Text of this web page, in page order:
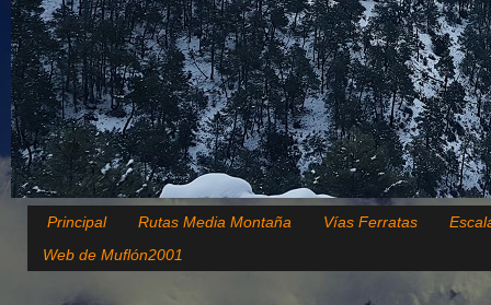
Principal Rutas Media Montaña Vías Ferratas
Web de Muflón2001